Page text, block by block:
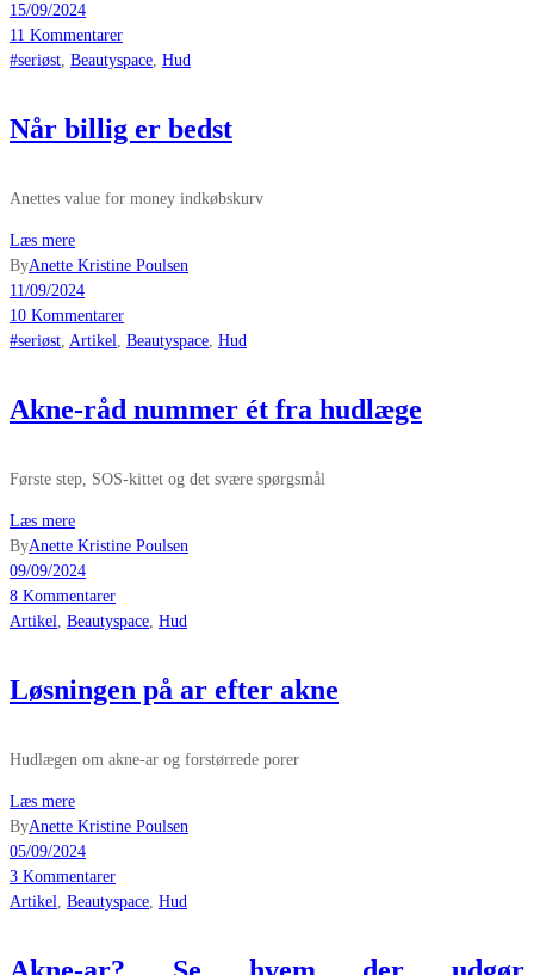
15/09/2024
11 Kommentarer
#seriøst, Beautyspace, Hud
Når billig er bedst
Anettes value for money indkøbskurv
Læs mere
ByAnette Kristine Poulsen
11/09/2024
10 Kommentarer
#seriøst, Artikel, Beautyspace, Hud
Akne-råd nummer ét fra hudlæge
Første step, SOS-kittet og det svære spørgsmål
Læs mere
ByAnette Kristine Poulsen
09/09/2024
8 Kommentarer
Artikel
Beautyspace Hud
Løsningen på ar efter akne
Hudlægen om akne-ar og forstørrede porer
Læs mere
ByAnette Kristine Poulsen
05/09/2024
3 Kommentarer
Artikel
Beautyspace Hud